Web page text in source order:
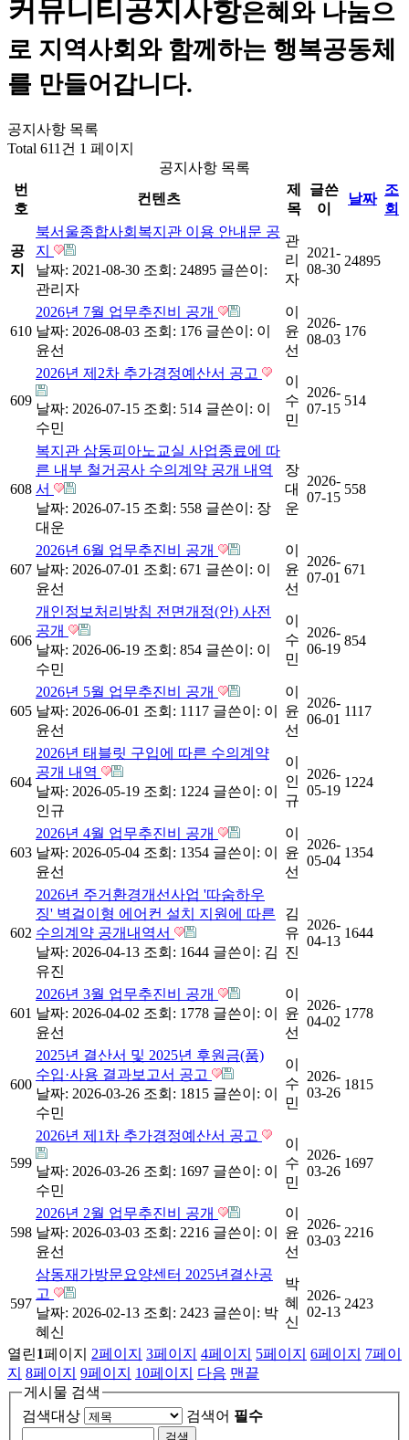
커뮤니티공지사항은혜와 나눔으
로 지역사회와 함께하는 행복공동체
를 만들어갑니다.
공지사항 목록
Total 611건 1 페이지
공지사항 목록
번
호
컨텐츠
제
목
글쓴
이
날짜
조
회
공
지
북서울종합사회복지관 이용 안내문 공
지
날짜: 2021-08-30 조회: 24895 글쓴이:
관리자
관
리
자
2021-
08-30
24895
610
2026년 7월 업무추진비 공개
날짜: 2026-08-03 조회: 176 글쓴이: 이
윤선
이
윤
선
2026-
08-03
176
609
2026년 제2차 추가경정예산서 공고
날짜: 2026-07-15 조회: 514 글쓴이: 이
수민
이
수
민
2026-
07-15
514
608
복지관 삼동피아노교실 사업종료에 따
른 내부 철거공사 수의계약 공개 내역
서
날짜: 2026-07-15 조회: 558 글쓴이: 장
대운
장
대
운
2026-
07-15
558
607
2026년 6월 업무추진비 공개
날짜: 2026-07-01 조회: 671 글쓴이: 이
윤선
이
윤
선
2026-
07-01
671
606
개인정보처리방침 전면개정(안) 사전
공개
날짜: 2026-06-19 조회: 854 글쓴이: 이
수민
이
수
민
2026-
06-19
854
605
2026년 5월 업무추진비 공개
날짜: 2026-06-01 조회: 1117 글쓴이: 이
윤선
이
윤
선
2026-
06-01
1117
604
2026년 태블릿 구입에 따른 수의계약
공개 내역
날짜: 2026-05-19 조회: 1224 글쓴이: 이
인규
이
인
규
2026-
05-19
1224
603
2026년 4월 업무추진비 공개
날짜: 2026-05-04 조회: 1354 글쓴이: 이
윤선
이
윤
선
2026-
05-04
1354
602
2026년 주거환경개선사업 '따숨하우
징' 벽걸이형 에어컨 설치 지원에 따른
수의계약 공개내역서
날짜: 2026-04-13 조회: 1644 글쓴이: 김
유진
김
유
진
2026-
04-13
1644
601
2026년 3월 업무추진비 공개
날짜: 2026-04-02 조회: 1778 글쓴이: 이
윤선
이
윤
선
2026-
04-02
1778
600
2025년 결산서 및 2025년 후원금(품)
수입·사용 결과보고서 공고
날짜: 2026-03-26 조회: 1815 글쓴이: 이
수민
이
수
민
2026-
03-26
1815
599
2026년 제1차 추가경정예산서 공고
날짜: 2026-03-26 조회: 1697 글쓴이: 이
수민
이
수
민
2026-
03-26
1697
598
2026년 2월 업무추진비 공개
날짜: 2026-03-03 조회: 2216 글쓴이: 이
윤선
이
윤
선
2026-
03-03
2216
597
삼동재가방문요양센터 2025년결산공
고
날짜: 2026-02-13 조회: 2423 글쓴이: 박
혜신
박
혜
신
2026-
02-13
2423
열린1페이지 2페이지 3페이지 4페이지 5페이지 6페이지 7페이
지 8페이지 9페이지 10페이지 다음 맨끝
게시물 검색
검색대상
검색어 필수